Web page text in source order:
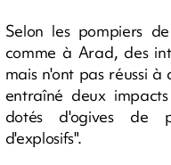
Selon les pompiers
comme à Arad, des
mais n'ont pas réussi
entraîné deux
dotés d'ogives de
d'explosifs".